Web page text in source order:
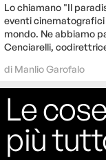
Lo chiamano "Il
eventi
mondo. Ne abbiamo
Cenciarelli,
di Manlio Garofalo
Le
più